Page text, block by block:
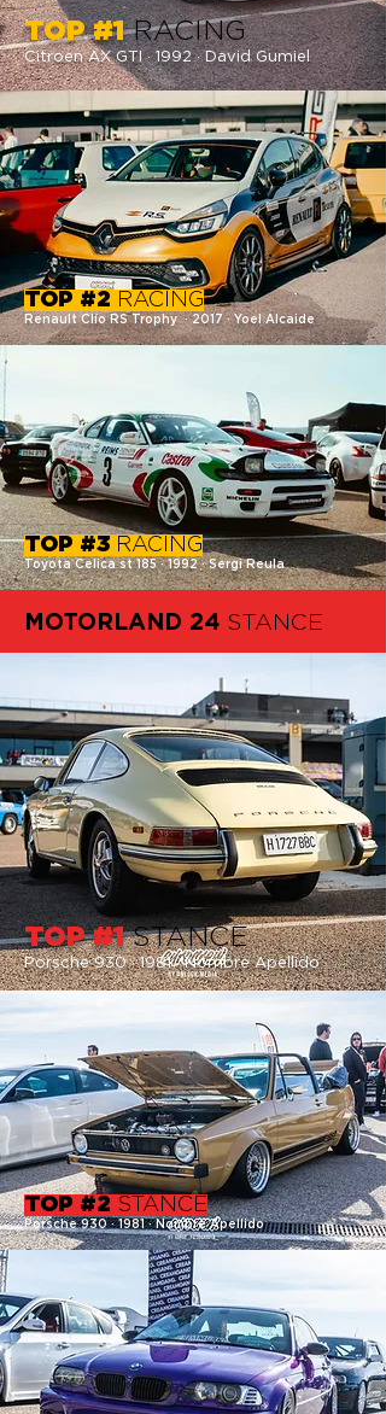
TOP #1RACING
Citroen AX GTI · 1992 · David Gumiel
TOP #2 RACING
Renault Clío RS Trophy · 2017 · Yoel Alcaide
TOP #3 RACING
Toyota Celica st 185 · 1992 · Sergi Reula
MOTORLAND 24 STANCE
TOP #1STANCE
Porsche 930 · 1981 · NombreApellido
TOP #2 STANCE
Porsche 930 · 1981 · Nombre Apellido